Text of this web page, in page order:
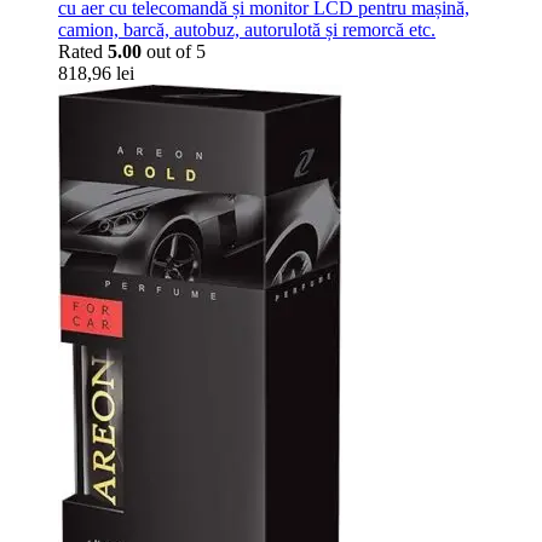
cu aer cu telecomandă și monitor LCD pentru mașină,
camion, barcă, autobuz, autorulotă și remorcă etc.
Rated 5.00 out of 5
818,96 lei